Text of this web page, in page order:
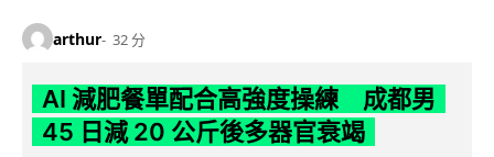
arthur 32 分
AI 減肥餐單配合高強度操練 成都男
45 日減 20 公斤後多器官衰竭